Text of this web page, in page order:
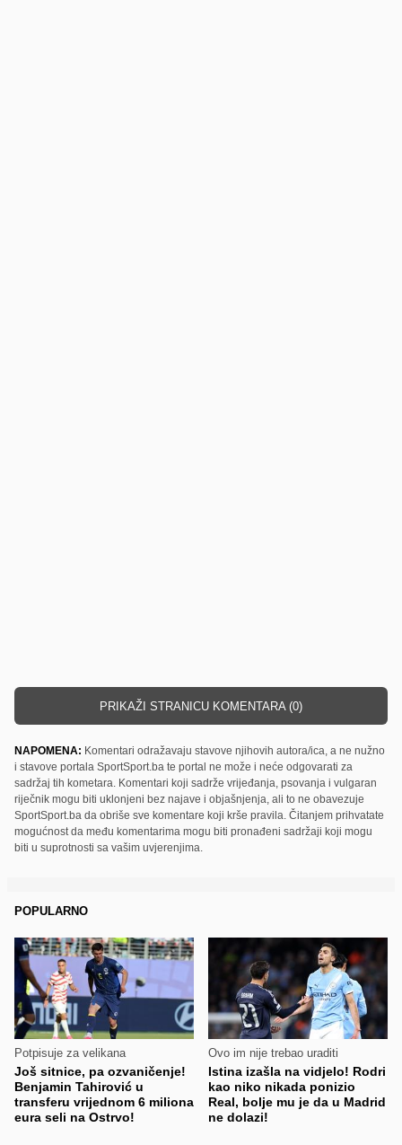
PRIKAŽI STRANICU KOMENTARA (0)
NAPOMENA: Komentari odražavaju stavove njihovih autora/ica, a ne nužno
i stavove portala SportSport.ba te portal ne može i neće odgovarati za
sadržaj tih kometara. Komentari koji sadrže vrijeđanja, psovanja i vulgaran
riječnik mogu biti uklonjeni bez najave i objašnjenja, ali to ne obavezuje
SportSport.ba da obriše sve komentare koji krše pravila. Čitanjem prihvatate
mogućnost da među komentarima mogu biti pronađeni sadržaji koji mogu
biti u suprotnosti sa vašim uvjerenjima.
POPULARNO
Potpisuje za velikana
Još sitnice, pa ozvaničenje!
Benjamin Tahirović u
transferu vrijednom 6 miliona
eura seli na Ostrvo!
Ovo im nije trebao uraditi
Istina izašla na vidjelo! Rodri
kao niko nikada ponizio
Real, bolje mu je da u Madrid
ne dolazi!